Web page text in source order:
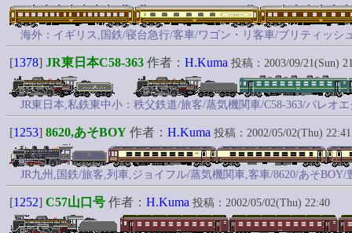
海外：イギリス,国鉄/寝台急行/客車/ワゴン・リ客車/ブリティッシ
[1378] JR東日本C58-363 作者： H.Kuma 投稿：2003/09/21(Sun)
JR東日本,私鉄東中小：秩父鉄道/旅客/蒸気機関車/C58-363/パレオ
[1253] 8620,あそBOY 作者： H.Kuma 投稿：2002/05/02(Thu) 22:41
JR九州,国鉄/旅客,列車,ジョイフル/蒸気機関車,客車/8620/あそBOY/
[1252] C57山口号 作者： H.Kuma 投稿：2002/05/02(Thu) 22:40